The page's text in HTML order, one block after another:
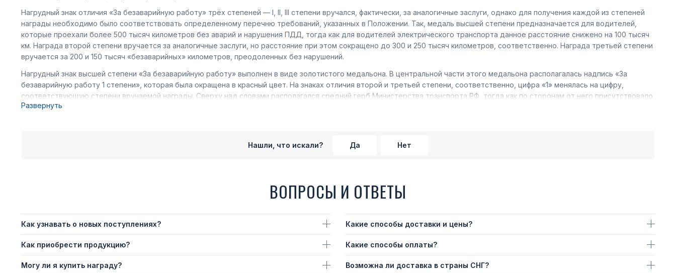
Нагрудный знак отличия «За безаварийную работу» трёх степеней — I, II, III степени вручался, фактически, за аналогичные заслуги, однако для получения каждой из степеней
награды необходимо было соответствовать определенному перечню требований, указанных в Положении. Так, медаль высшей степени предназначается для водителей,
которые проехали более 500 тысяч километров без аварий и нарушения ПДД, тогда как для водителей электрического транспорта данное расстояние снижено на 100 тысяч
км. Награда второй степени вручается за аналогичные заслуги, но расстояние при этом сокращено до 300 и 250 тысяч километров, соответственно. Награда третьей степени
вручается за 200 и 150 тысяч «безаварийных» километров, преодоленных без нарушений.
Нагрудный знак высшей степени «За безаварийную работу» выполнен в виде золотистого медальона. В центральной части этого медальона располагалась надпись «За
безаварийную работу 1 степени», которая была окращена в красный цвет. На знаках отличия второй и третьей степени, соответственно, цифра «1» менялась на цифру,
соответствующую степени вручаемой награды. Сверху над словами располагался средний герб Министерства транспорта РФ, тогда как по сторонам от него присутствовало
обрамление лавровыми ветвями, которые исходили из стилизованного колеса.
ценам. В нашем магазине всегда богатый ассортимент отечественных знаков отличия.
Развернуть
Нашли, что искали? Да Нет
ВОПРОСЫ И ОТВЕТЫ
Как узнавать о новых поступлениях?
Как приобрести продукцию?
Могу ли я купить награду?
Какие способы доставки и цены?
Какие способы оплаты?
Возможна ли доставка в страны СНГ?